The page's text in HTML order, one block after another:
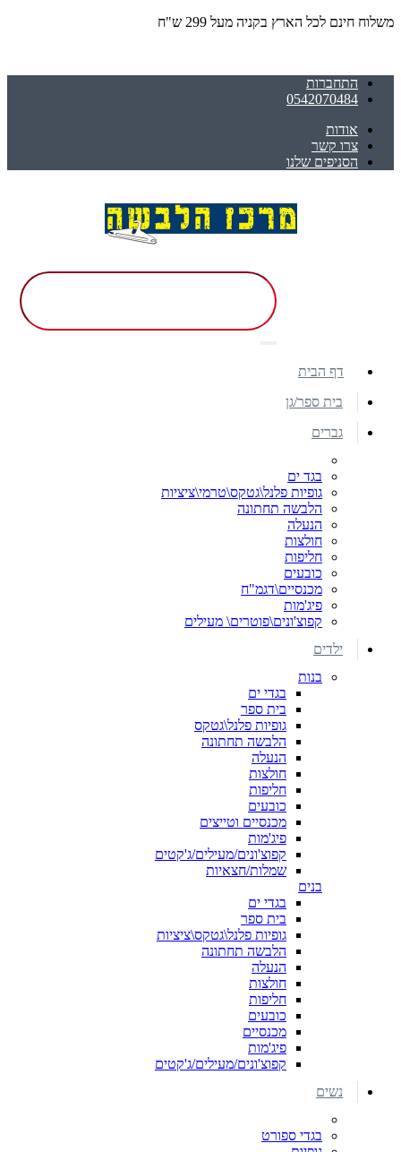
משלוח חינם לכל הארץ בקניה מעל 299 ש"ח
התחברות
0542070484
אודות
צרו קשר
הסניפים שלנו
דף הבית
בית ספר/גן
גברים
בגד ים
גופיות פלנל\גטקס\טרמי\ציציות
הלבשה תחתונה
הנעלה
חולצות
חליפות
כובעים
מכנסיים\דגמ"ח
פיג'מות
קפוצ'ונים\פוטרים\ מעילים
ילדים
בנות
בגדי ים
בית ספר
גופיות פלנל\גטקס
הלבשה תחתונה
הנעלה
חולצות
חליפות
כובעים
מכנסיים וטייצים
פיג'מות
קפוצ'ונים/מעילים/ג'קטים
שמלות/חצאיות
בנים
בגדי ים
בית ספר
גופיות פלנל\גטקס\ציציות
הלבשה תחתונה
הנעלה
חולצות
חליפות
כובעים
מכנסיים
פיג'מות
קפוצ'ונים/מעילים/ג'קטים
נשים
בגדי ספורט